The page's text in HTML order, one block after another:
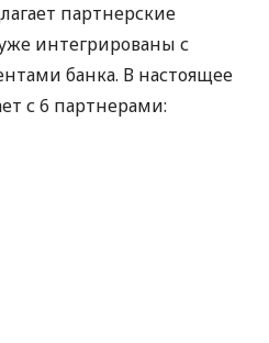
партнерские
интегрированы с
банка. В настоящее
с 6 партнерами: